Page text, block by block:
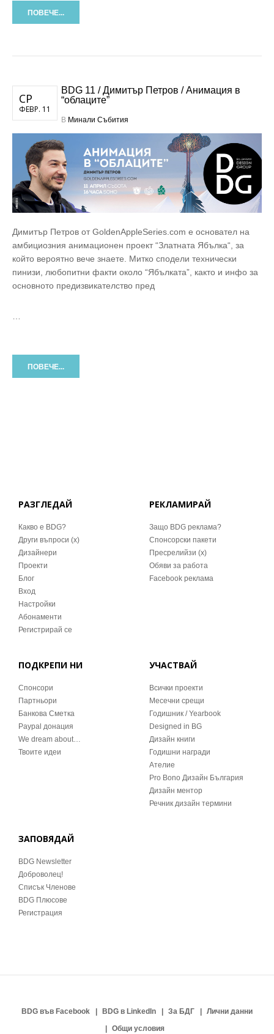
ПОВЕЧЕ...
СР
ФЕВР. 11
BDG 11 / Димитър Петров / Анимация в
“облаците”
В Минали Събития
Димитър Петров от GoldenAppleSeries.com e основател на
амбициозния анимационен проект “Златната Ябълка“, за
който вероятно вече знаете. Митко сподели технически
пинизи, любопитни факти около “Ябълката”, както и инфо за
основното предизвикателство пред
ПОВЕЧЕ...
РАЗГЛЕДАЙ
Какво е BDG?
Други въпроси (x)
Дизайнери
Проекти
Блог
Вход
Настройки
Абонаменти
Регистрирай се
РЕКЛАМИРАЙ
Защо BDG реклама?
Спонсорски пакети
Пресрелийзи (x)
Обяви за работа
Facebook реклама
ПОДКРЕПИ НИ
Спонсори
Партньори
Банкова Сметка
Paypal донация
We dream about…
Твоите идеи
УЧАСТВАЙ
Всички проекти
Месечни срещи
Годишник / Yearbook
Designed in BG
Дизайн книги
Годишни награди
Ателие
Pro Bono Дизайн България
Дизайн ментор
Речник дизайн термини
ЗАПОВЯДАЙ
BDG Newsletter
Доброволец!
Списък Членове
BDG Плюсове
Регистрация
BDG във Facebook BDG в LinkedIn За БДГ
Лични данни
Общи условия